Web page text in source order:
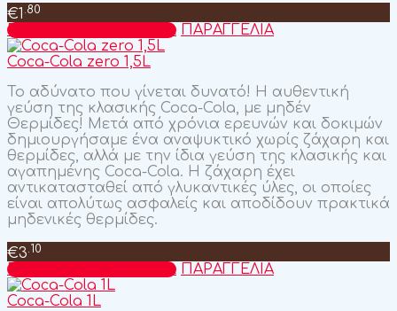
€1 .80
Προσθήκη στο καλάθι ΠΑΡΑΓΓΕΛΙΑ
Coca-Cola zero 1,5L
Το αδύνατο που γίνεται δυνατό! H αυθεντική
γεύση της κλασικής Coca-Cola, με μηδέν
Θερμίδες! Μετά από χρόνια ερευνών και δοκιμών
δημιουργήσαμε ένα αναψυκτικό χωρίς ζάχαρη και
θερμίδες, αλλά με την ίδια γεύση της κλασικής και
αγαπημένης Coca-Cola. Η ζάχαρη έχει
αντικατασταθεί από γλυκαντικές ύλες, οι οποίες
είναι απολύτως ασφαλείς και αποδίδουν πρακτικά
μηδενικές θερμίδες.
€3 .10
Προσθήκη στο καλάθι ΠΑΡΑΓΓΕΛΙΑ
Coca-Cola 1L